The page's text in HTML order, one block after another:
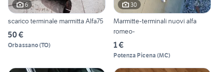
6
scarico terminale marmitta Alfa75
50 €
Orbassano(TO)
30
Marmitte-terminali nuovi alfa
romeo-
1 €
Potenza Picena (MC)